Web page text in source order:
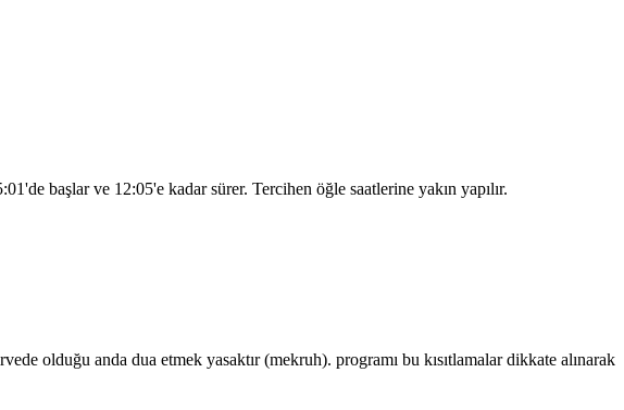
'de başlar ve 12:05'e kadar sürer. Tercihen öğle saatlerine yakın yapılır.
olduğu anda dua etmek yasaktır (mekruh). programı bu kısıtlamalar dikkate alınarak